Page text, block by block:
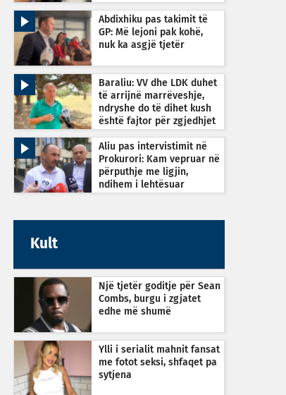
Abdixhiku pas takimit të
GP: Më lejoni pak kohë,
nuk ka asgjë tjetër
Baraliu: VV dhe LDK duhet
të arrijnë marrëveshje,
ndryshe do të dihet kush
është fajtor për zgjedhjet
Aliu pas intervistimit në
Prokurori: Kam vepruar në
përputhje me ligjin,
ndihem i lehtësuar
Kult
Një tjetër goditje për Sean
Combs, burgu i zgjatet
edhe më shumë
Ylli i serialit mahnit fansat
me fotot seksi, shfaqet pa
sytjena